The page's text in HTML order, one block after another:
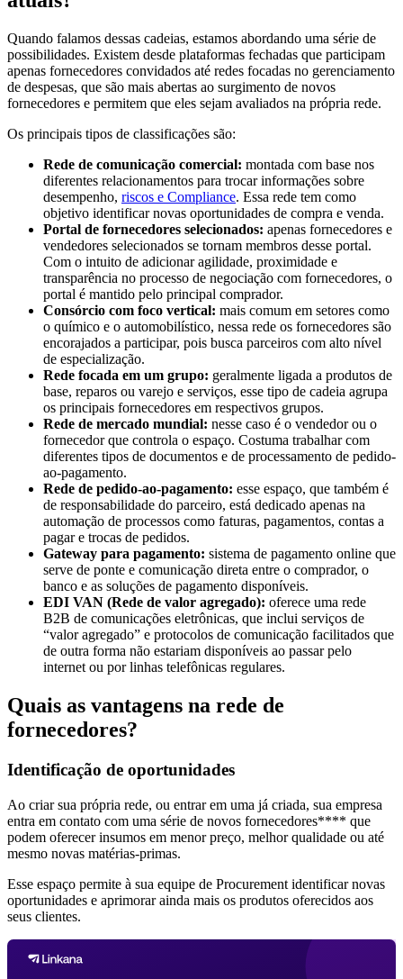
Quando falamos dessas cadeias, estamos abordando uma série de
possibilidades. Existem desde plataformas fechadas que participam
apenas fornecedores convidados até redes focadas no gerenciamento
de despesas, que são mais abertas ao surgimento de novos
fornecedores e permitem que eles sejam avaliados na própria rede.
Os principais tipos de classificações são:
Rede de comunicação comercial: montada com base nos
diferentes relacionamentos para trocar informações sobre
desempenho, riscos e Compliance. Essa rede tem como
objetivo identificar novas oportunidades de compra e venda.
Portal de fornecedores selecionados: apenas fornecedores e
vendedores selecionados se tornam membros desse portal.
Com o intuito de adicionar agilidade, proximidade e
transparência no processo de negociação com fornecedores, o
portal é mantido pelo principal comprador.
Consórcio com foco vertical: mais comum em setores como
o químico e o automobilístico, nessa rede os fornecedores são
encorajados a participar, pois busca parceiros com alto nível
de especialização.
Rede focada em um grupo: geralmente ligada a produtos de
base, reparos ou varejo e serviços, esse tipo de cadeia agrupa
os principais fornecedores em respectivos grupos.
Rede de mercado mundial: nesse caso é o vendedor ou o
fornecedor que controla o espaço. Costuma trabalhar com
diferentes tipos de documentos e de processamento de pedido-
ao-pagamento.
Rede de pedido-ao-pagamento: esse espaço, que também é
de responsabilidade do parceiro, está dedicado apenas na
automação de processos como faturas, pagamentos, contas a
pagar e trocas de pedidos.
Gateway para pagamento: sistema de pagamento online que
serve de ponte e comunicação direta entre o comprador, o
banco e as soluções de pagamento disponíveis.
EDI VAN (Rede de valor agregado): oferece uma rede
B2B de comunicações eletrônicas, que inclui serviços de
“valor agregado” e protocolos de comunicação facilitados que
de outra forma não estariam disponíveis ao passar pelo
internet ou por linhas telefônicas regulares.
Quais as vantagens na rede de
fornecedores?
Identificação de oportunidades
Ao criar sua própria rede, ou entrar em uma já criada, sua empresa
entra em contato com uma série de novos fornecedores**** que
podem oferecer insumos em menor preço, melhor qualidade ou até
mesmo novas matérias-primas.
Esse espaço permite à sua equipe de Procurement identificar novas
oportunidades e aprimorar ainda mais os produtos oferecidos aos
seus clientes.